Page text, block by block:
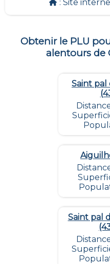
: Site
Obtenir le PLU
alentours de
Saint pal
Saint pal